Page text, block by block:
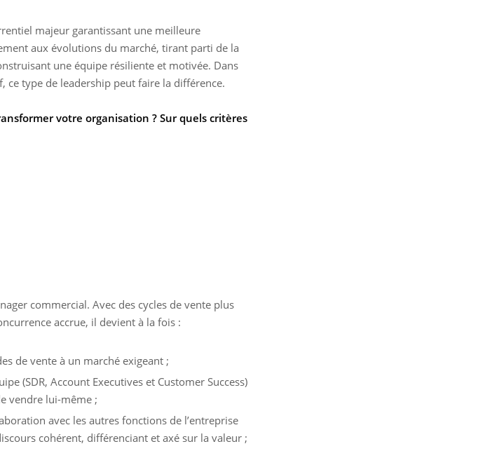
majeur garantissant une meilleure
aux évolutions du marché, tirant parti de la
une équipe résiliente et motivée. Dans
type de leadership peut faire la différence.
votre organisation ? Sur quels critères
commercial. Avec des cycles de vente plus
accrue, il devient à la fois :
de vente à un marché exigeant ;
(SDR, Account Executives et Customer Success)
vendre lui-même ;
avec les autres fonctions de l’entreprise
cohérent, différenciant et axé sur la valeur ;